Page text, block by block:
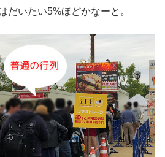
だいたい5%ほどかなーと。